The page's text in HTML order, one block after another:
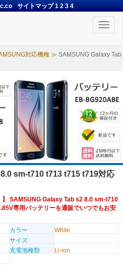
サイトマップ1 2 3 4
Toggle
対応機種 ≫ SAMSUNG Galaxy Tab
sm-t710 t713 t715 t719対応
】 SAMSUNG Galaxy Tab s2 8.0 sm-t710
専用バッテリーを通販でいつでもお安
カラー
White
サイズ
充電池種類
Li-ion